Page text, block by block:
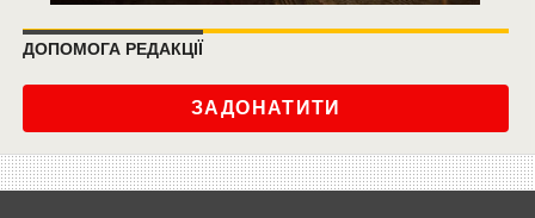
ДОПОМОГА РЕДАКЦІЇ
ЗАДОНАТИТИ